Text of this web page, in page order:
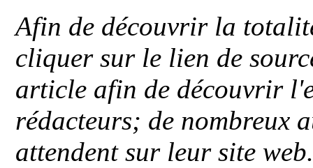
Afin de découvrir la
cliquer sur le lien de
article afin de découvrir
rédacteurs; de nombreux
attendent sur leur site